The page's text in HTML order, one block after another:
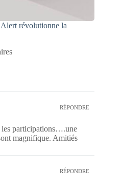
révolutionne la
RÉPONDRE
participations….une
magnifique. Amitiés
RÉPONDRE